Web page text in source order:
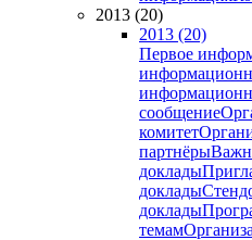
2013 (20)
2013 (20)
Первое
сообщение
комитет
партнёры
доклады
доклады
доклады
темам